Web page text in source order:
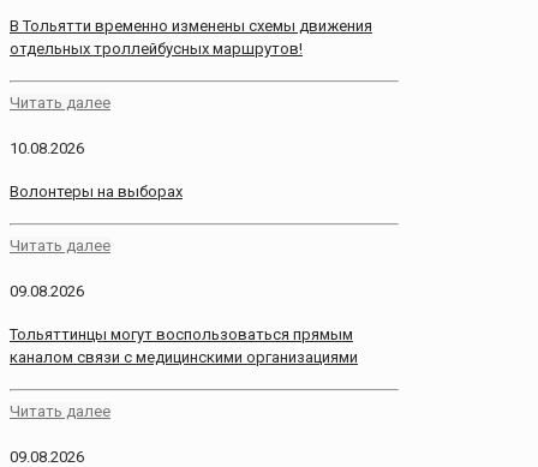
В Тольятти временно изменены схемы движения
отдельных троллейбусных маршрутов!
Читать далее
10.08.2026
Волонтеры на выборах
Читать далее
09.08.2026
Тольяттинцы могут воспользоваться прямым
каналом связи с медицинскими организациями
Читать далее
09.08.2026